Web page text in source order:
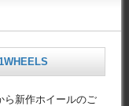
ら新作ホイールのご